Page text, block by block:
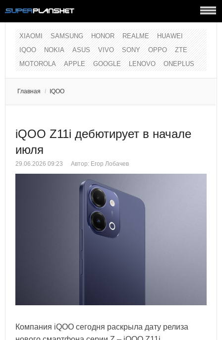
XIAOMI SAMSUNG HONOR REALME
HUAWEI
IQOO
NOKIA ASUS VIVO SONY OPPO
ZTE
MOTOROLA
APPLE GOOGLE LENOVO ONEPLUS
Главная / IQOO
iQOO Z11i дебютирует в начале
июля
29.06.2026 09:23 Автор: Егор Лобачев
Компания iQOO сегодня раскрыла дату релиза